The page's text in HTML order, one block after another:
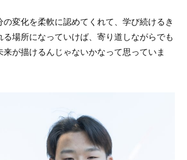
変化を柔軟に認めてくれて、学び続けるき
る場所になっていけば、寄り道しながらでも
来が描けるんじゃないかなって思っていま